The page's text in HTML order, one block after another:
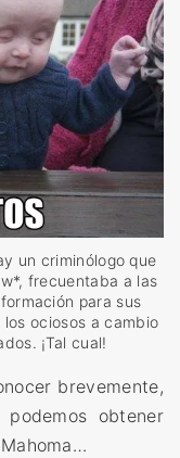
un criminólogo que
frecuentaba a las
para sus
ociosos a cambio
¡Tal cual!
brevemente,
obtener